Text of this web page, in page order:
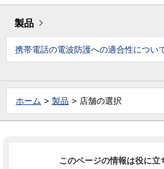
製品
携帯電話の電波防護への適合性につい
ホーム 製品 店舗の選択
このページの情報は役に立